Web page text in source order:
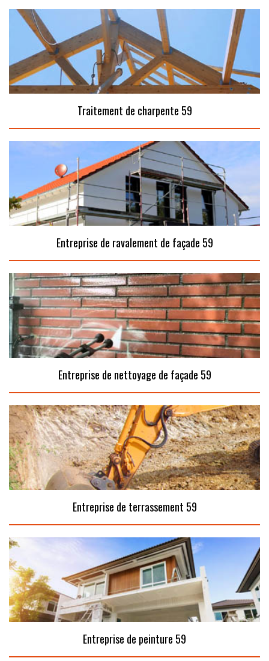
Traitement de charpente 59
Entreprise de ravalement de façade 59
Entreprise de nettoyage de façade 59
Entreprise de terrassement 59
Entreprise de peinture 59